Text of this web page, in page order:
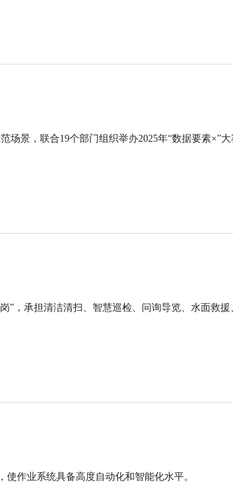
场景，联合19个部门组织举办2025年“数据要素×”大
”，承担清洁清扫、智慧巡检、问询导览、水面救援
作业系统具备高度自动化和智能化水平。